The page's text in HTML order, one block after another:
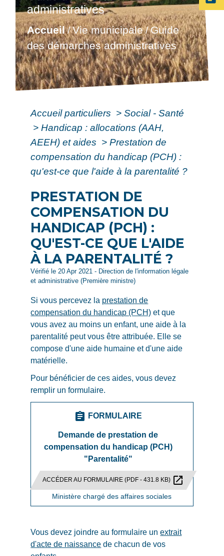
administratives
Accueil/Vie municipale/Guide
des démarches administratives
Accueil particuliers > Social - Santé
> Handicap : allocations (AAH,
AEEH) et aides > Prestation de
compensation du handicap (PCH) :
qu'est-ce que l'aide à la parentalité ?
PRESTATION DE
COMPENSATION DU
HANDICAP (PCH) :
QU'EST-CE QUE L'AIDE
À LA PARENTALITÉ ?
Vérifié le 20 Apr 2021 - Direction de l'information légale
et administrative (Première ministre)
Si vous percevez la prestation de
compensation du handicap (PCH) et que
vous avez au moins un enfant, une aide à la
parentalité peut vous être attribuée. Elle se
compose d'une aide humaine et d'une aide
matérielle.
Pour bénéficier de ces aides, vous devez
remplir un formulaire.
assignment FORMULAIRE
Demande de prestation de
compensation du handicap (PCH)
"Parentalité"
ACCÉDER AU FORMULAIRE (PDF - 431.8 KB) open_in_new
Ministère chargé des affaires sociales
Vous devez joindre au formulaire unextrait
d'acte de naissance de chacun de vos